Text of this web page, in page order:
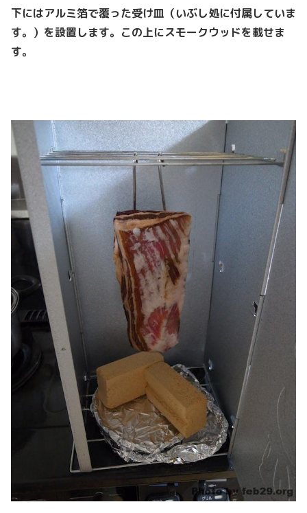
下にはアルミ箔で覆った受け皿（いぶし処に付属していま
す。）を設置します。この上にスモークウッドを載せま
す。